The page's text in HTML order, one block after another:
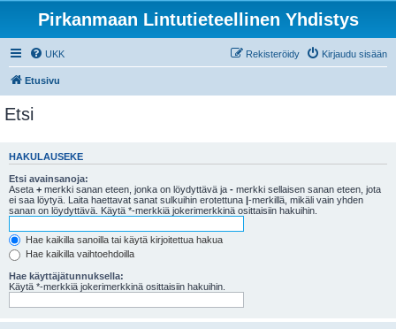
Pirkanmaan Lintutieteellinen Yhdistys
UKK Kirjaudu sisään
Rekisteröidy
Etusivu
Etsi
HAKULAUSEKE
Etsi avainsanoja:
Aseta + merkki sanan eteen, jonka on löydyttävä ja - merkki sellaisen sanan eteen, jota
ei saa löytyä. Laita haettavat sanat sulkuihin erotettuna |-merkillä, mikäli vain yhden
sanan on löydyttävä. Käytä *-merkkiä jokerimerkkinä osittaisiin hakuihin.
Hae kaikilla sanoilla tai käytä kirjoitettua hakua
Hae kaikilla vaihtoehdoilla
Hae käyttäjätunnuksella:
Käytä *-merkkiä jokerimerkkinä osittaisiin hakuihin.